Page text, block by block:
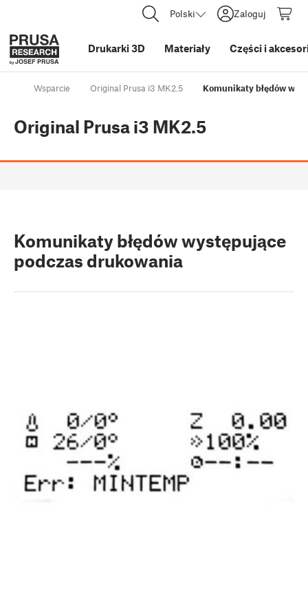
Polski Zaloguj
Drukarki 3D Materiały Części i
Wsparcie Original Prusa i3 MK2.5 Komunikaty błędów
Original Prusa i3 MK2.5
Komunikaty błędów występujące
podczas drukowania